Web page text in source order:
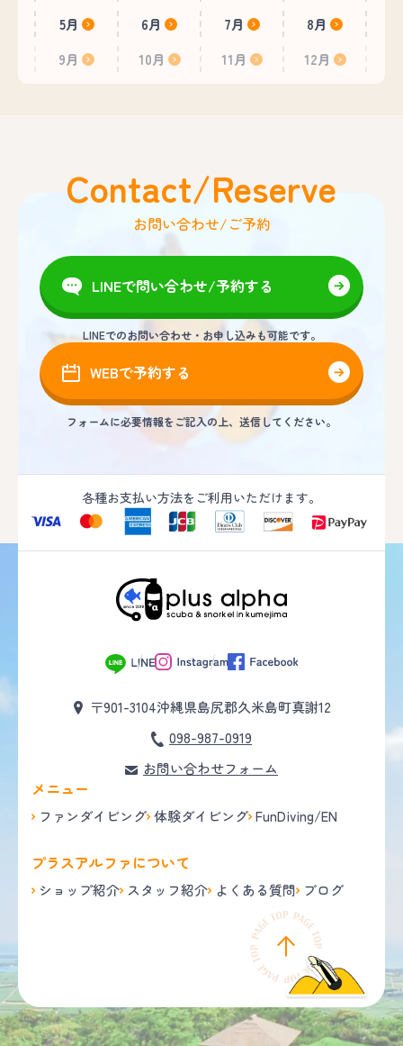
5月
6月 7月
8月
9月
10月 11月 12月
Contact/Reserve
お問い合わせ/ご予約
LINEで問い合わせ/予約する
LINEでのお問い合わせ・お申し込みも可能です。
WEBで予約する
フォームに必要情報をご記入の上、送信してください。
各種お支払い方法をご利用いただけます。
〒901-3104沖縄県島尻郡久米島町真謝12
098-987-0919
お問い合わせフォーム
メニュー
ファンダイビング 体験ダイビング FunDiving/EN
プラスアルファについて
ショップ紹介 スタッフ紹介 よくある質問 ブログ